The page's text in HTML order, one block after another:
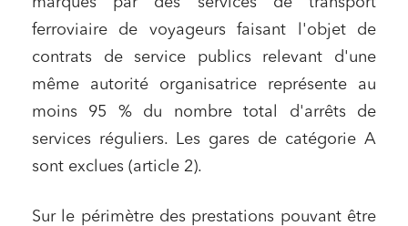
ferroviaire de voyageurs faisant l'objet de
contrats de service publics relevant d'une
même autorité organisatrice représente au
moins 95 % du nombre total d'arrêts de
services réguliers. Les gares de catégorie A
sont exclues (article 2).
Sur le périmètre des prestations pouvant être